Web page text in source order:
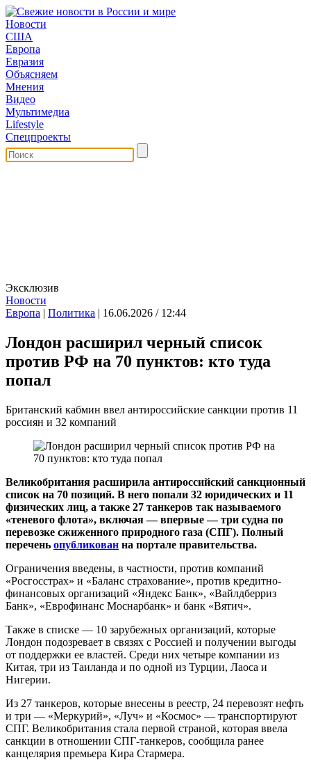
Новости
США
Европа
Евразия
Объясняем
Мнения
Видео
Мультимедиа
Lifestyle
Спецпроекты
Эксклюзив
Новости
Европа | Политика | 16.06.2026 / 12:44
Лондон расширил черный список
против РФ на 70 пунктов: кто туда
попал
Британский кабмин ввел антироссийские санкции против 11
россиян и 32 компаний
Великобритания расширила антироссийский санкционный
список на 70 позиций. В него попали 32 юридических и 11
физических лиц, а также 27 танкеров так называемого
«теневого флота», включая — впервые — три судна по
перевозке сжиженного природного газа (СПГ). Полный
перечень опубликован на портале правительства.
Ограничения введены, в частности, против компаний
«Росгосстрах» и «Баланс страхование», против кредитно-
финансовых организаций «Яндекс Банк», «Вайлдберриз
Банк», «Еврофинанс Моснарбанк» и банк «Вятич».
Также в списке — 10 зарубежных организаций, которые
Лондон подозревает в связях с Россией и получении выгоды
от поддержки ее властей. Среди них четыре компании из
Китая, три из Таиланда и по одной из Турции, Лаоса и
Нигерии.
Из 27 танкеров, которые внесены в реестр, 24 перевозят нефть
и три — «Меркурий», «Луч» и «Космос» — транспортируют
СПГ. Великобритания стала первой страной, которая ввела
санкции в отношении СПГ-танкеров, сообщила ранее
канцелярия премьера Кира Стармера.